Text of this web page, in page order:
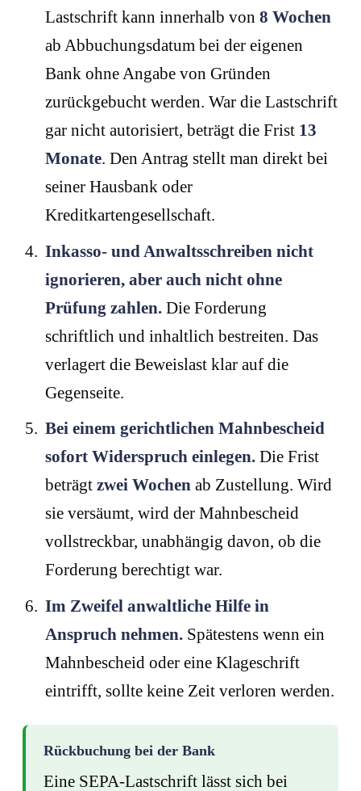
Lastschrift kann innerhalb von 8 Wochen
ab Abbuchungsdatum bei der eigenen
Bank ohne Angabe von Gründen
zurückgebucht werden. War die Lastschrift
gar nicht autorisiert, beträgt die Frist 13
Monate. Den Antrag stellt man direkt bei
seiner Hausbank oder
Kreditkartengesellschaft.
Inkasso- und Anwaltsschreiben nicht
ignorieren, aber auch nicht ohne
Prüfung zahlen. Die Forderung
schriftlich und inhaltlich bestreiten. Das
verlagert die Beweislast klar auf die
Gegenseite.
Bei einem gerichtlichen Mahnbescheid
sofort Widerspruch einlegen. Die Frist
beträgt zwei Wochen ab Zustellung. Wird
sie versäumt, wird der Mahnbescheid
vollstreckbar, unabhängig davon, ob die
Forderung berechtigt war.
Im Zweifel anwaltliche Hilfe in
Anspruch nehmen. Spätestens wenn ein
Mahnbescheid oder eine Klageschrift
eintrifft, sollte keine Zeit verloren werden.
Rückbuchung bei der Bank
Eine SEPA-Lastschrift lässt sich bei